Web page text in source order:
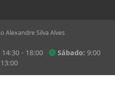
Alexandre Silva Alves
14:30 - 18:00 Sábado: 9:00